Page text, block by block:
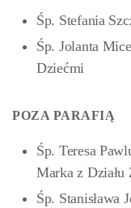
Śp. Stefania
Śp. Jolanta
Dziećmi
POZA PARAFIĄ
Śp. Teresa
Marka z
Śp. Stanisława